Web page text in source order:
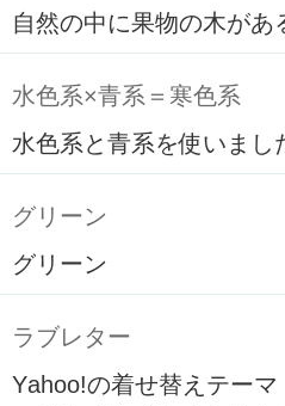
自然の中に果物の木があ
水色系×青系＝寒色系
水色系と青系を使いまし
グリーン
グリーン
ラブレター
Yahoo!の着せ替えテー